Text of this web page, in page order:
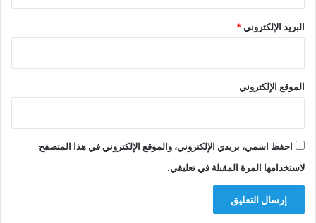
البريد الإلكتروني*
الموقع الإلكتروني
احفظ اسمي، بريدي الإلكتروني، والموقع الإلكتروني في هذا المتصفح
لاستخدامها المرة المقبلة في تعليقي.